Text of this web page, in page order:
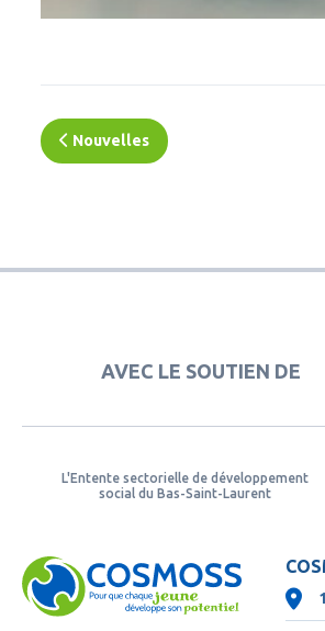
Nouvelles
AVEC LE SOUTIEN DE
L'Entente sectorielle de développement
social du Bas-Saint-Laurent